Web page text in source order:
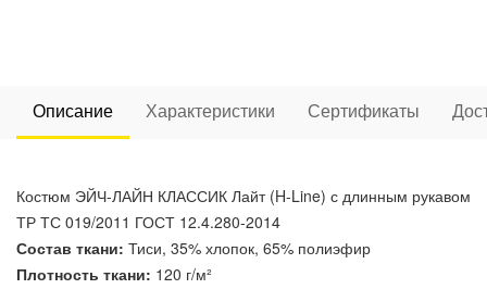
Описание Характеристики Сертификаты
Костюм ЭЙЧ-ЛАЙН КЛАССИК Лайт (H-Line) с длинным рукавом
ТР ТС 019/2011 ГОСТ 12.4.280-2014
Состав ткани: Тиси, 35% хлопок, 65% полиэфир
Плотность ткани: 120 г/м²